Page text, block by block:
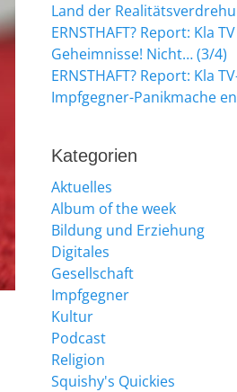
Land der
ERNSTHAFT? Report: Kla
Geheimnisse! Nicht… (3/4)
ERNSTHAFT? Report: Kla
Impfgegner-Panikmache
Kategorien
Aktuelles
Album of the week
Bildung und Erziehung
Digitales
Gesellschaft
Impfgegner
Kultur
Podcast
Religion
Squishy's Quickies